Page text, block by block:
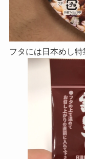
フタには日本めし